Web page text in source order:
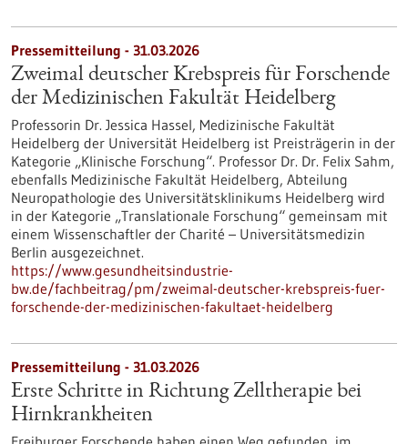
Pressemitteilung - 31.03.2026
Zweimal deutscher Krebspreis für Forschende
der Medizinischen Fakultät Heidelberg
Professorin Dr. Jessica Hassel, Medizinische Fakultät
Heidelberg der Universität Heidelberg ist Preisträgerin in der
Kategorie „Klinische Forschung“. Professor Dr. Dr. Felix Sahm,
ebenfalls Medizinische Fakultät Heidelberg, Abteilung
Neuropathologie des Universitätsklinikums Heidelberg wird
in der Kategorie „Translationale Forschung“ gemeinsam mit
einem Wissenschaftler der Charité – Universitätsmedizin
Berlin ausgezeichnet.
https://www.gesundheitsindustrie-
bw.de/fachbeitrag/pm/zweimal-deutscher-krebspreis-fuer-
forschende-der-medizinischen-fakultaet-heidelberg
Pressemitteilung - 31.03.2026
Erste Schritte in Richtung Zelltherapie bei
Hirnkrankheiten